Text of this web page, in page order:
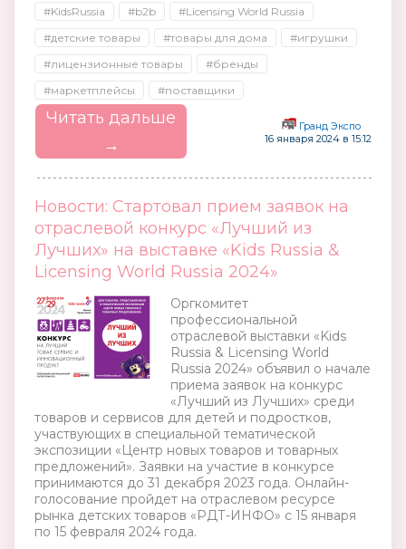
#KidsRussia #b2b
#Licensing World Russia
#детские товары
#товары для дома
#игрушки
#лицензионные товары
#бренды
#маркетплейсы
#поставщики
Читать дальше
→
Гранд Экспо
16 января 2024 в 15:12
Новости: Стартовал прием заявок на
отраслевой конкурс «Лучший из
Лучших» на выставке «Kids Russia &
Licensing World Russia 2024»
Оргкомитет
профессиональной
отраслевой выставки «Kids
Russia & Licensing World
Russia 2024» объявил о начале
приема заявок на конкурс
«Лучший из Лучших» среди
товаров и сервисов для детей и подростков,
участвующих в специальной тематической
экспозиции «Центр новых товаров и товарных
предложений». Заявки на участие в конкурсе
принимаются до 31 декабря 2023 года. Онлайн-
голосование пройдет на отраслевом ресурсе
рынка детских товаров «РДТ-ИНФО» с 15 января
по 15 февраля 2024 года.